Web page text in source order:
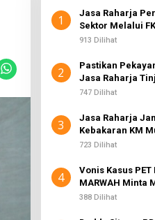
1
Jasa Raharja
Sektor Melalui
913 Dilihat
2
Pastikan
Jasa Raharja
KM Mutiara
747 Dilihat
3
Jasa Raharja
Kebakaran KM
Perairan
723 Dilihat
4
Vonis Kasus
MARWAH Minta
Group
388 Dilihat